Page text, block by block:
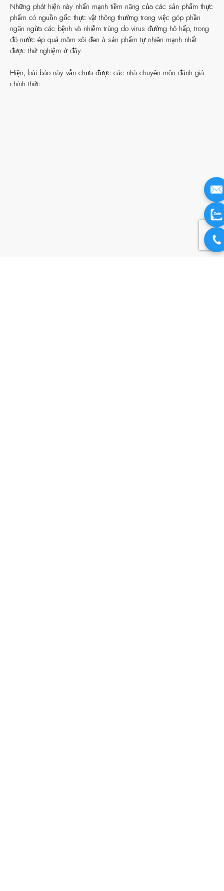
Những phát hiện này nhấn mạnh tiềm năng của các sản phẩm thực
phẩm có nguồn gốc thực vật thông thường trong việc góp phần
ngăn ngừa các bệnh và nhiễm trùng do virus đường hô hấp, trong
đó nước ép quả mâm xôi đen à sản phẩm tự nhiên mạnh nhất
được thử nghiệm ở đây.
Hiện, bài báo này vẫn chưa được các nhà chuyên môn đánh giá
chính thức.